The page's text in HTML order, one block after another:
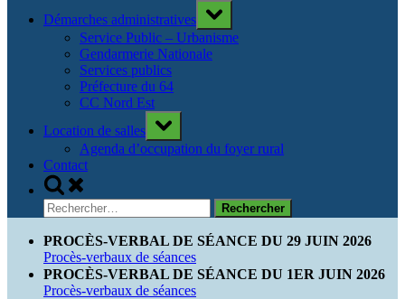
Démarches administratives
Toggle
sub-
menu
Service Public – Urbanisme
Gendarmerie Nationale
Services publics
Préfecture du 64
CC Nord Est
Location de salles
Toggle
sub-
menu
Agenda d’occupation du foyer rural
Contact
Toggle
search
form
Rechercher :
PROCÈS-VERBAL DE SÉANCE DU 29 JUIN 2026
Procès-verbaux de séances
PROCÈS-VERBAL DE SÉANCE DU 1ER JUIN 2026
Procès-verbaux de séances